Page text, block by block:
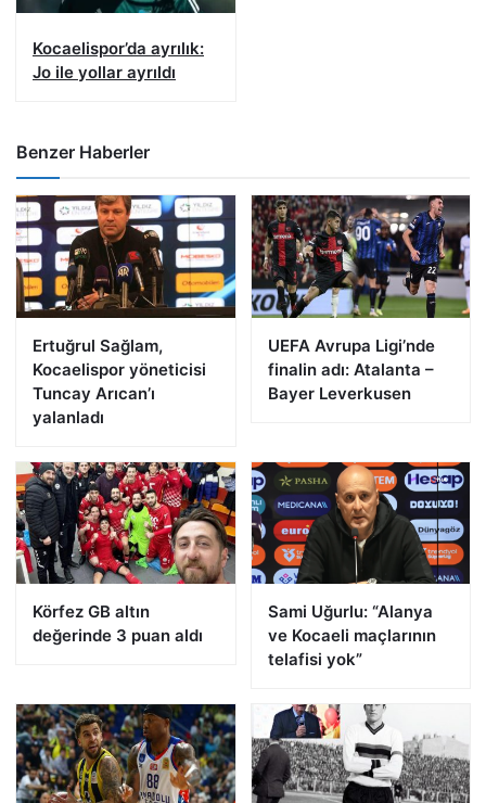
Kocaelispor’da ayrılık:
Jo ile yollar ayrıldı
Benzer Haberler
Ertuğrul Sağlam,
Kocaelispor yöneticisi
Tuncay Arıcan’ı
yalanladı
UEFA Avrupa Ligi’nde
finalin adı: Atalanta –
Bayer Leverkusen
Körfez GB altın
değerinde 3 puan aldı
Sami Uğurlu: “Alanya
ve Kocaeli maçlarının
telafisi yok”